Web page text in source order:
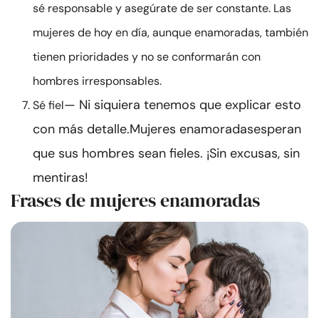
sé responsable y asegúrate de ser constante. Las
mujeres de hoy en día, aunque enamoradas, también
tienen prioridades y no se conformarán con
hombres irresponsables.
Sé fiel— Ni siquiera tenemos que explicar esto
con más detalle.Mujeres enamoradasesperan
que sus hombres sean fieles. ¡Sin excusas, sin
mentiras!
Frases de mujeres enamoradas